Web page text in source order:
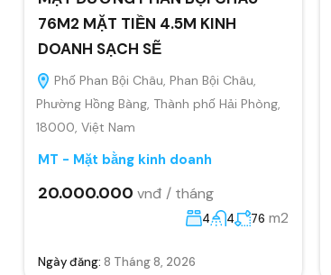
76M2 MẶT TIỀN 4.5M KINH
DOANH SẠCH SẼ
Phố Phan Bội Châu, Phan Bội Châu,
Phường Hồng Bàng, Thành phố Hải Phòng,
18000, Việt Nam
MT - Mặt bằng kinh doanh
20.000.000 vnđ / tháng
4 4 76 m2
Ngày đăng: 8 Tháng 8, 2026